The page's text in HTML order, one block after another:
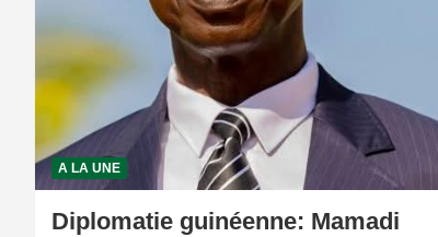
A LA UNE
Diplomatie guinéenne: Mamadi